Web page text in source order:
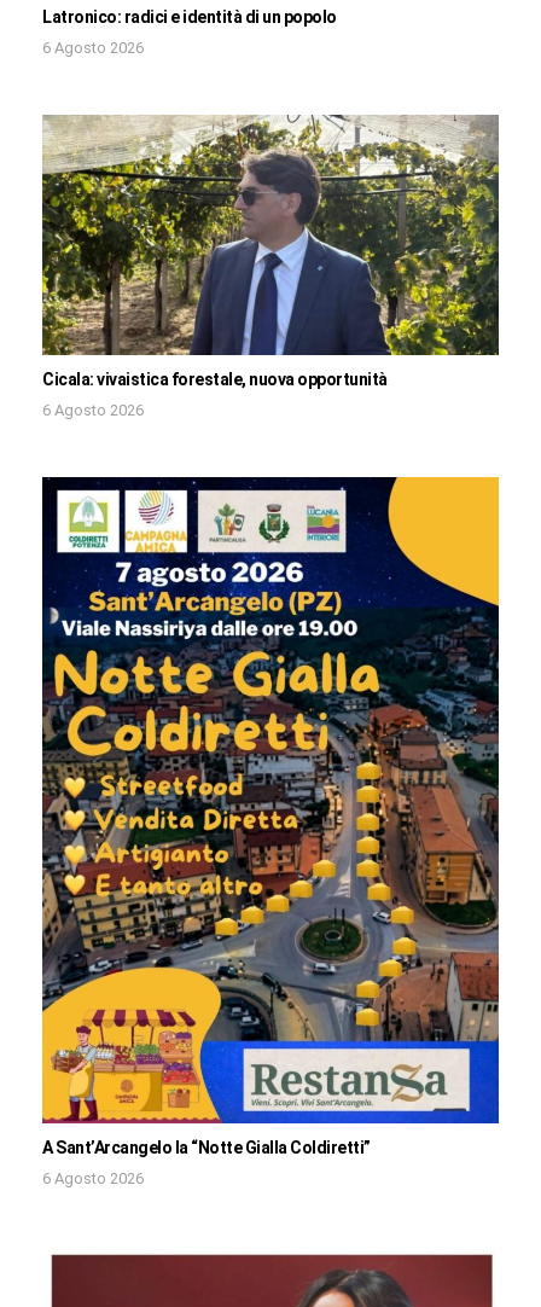
Latronico: radici e identità di un popolo
6 Agosto 2026
Cicala: vivaistica forestale, nuova opportunità
6 Agosto 2026
A Sant’Arcangelo la “Notte Gialla Coldiretti”
6 Agosto 2026